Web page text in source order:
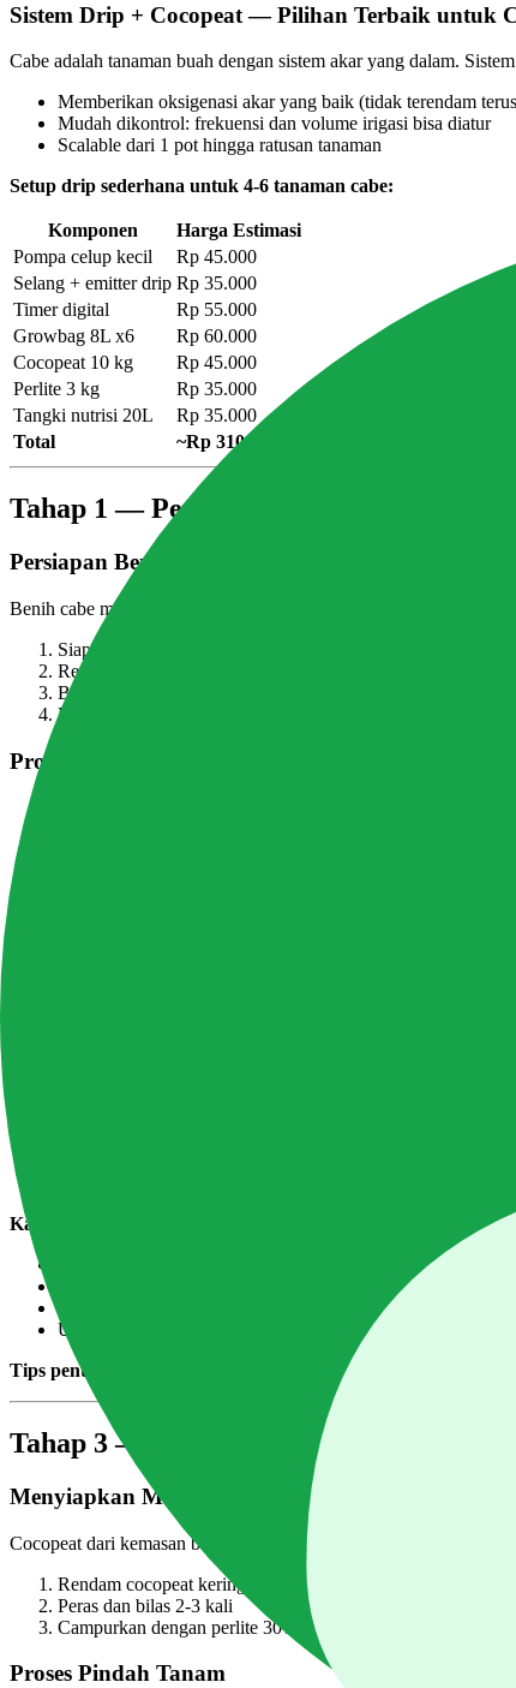
Sistem Drip + Cocopeat — Pilihan Terbaik untuk
Cabe adalah tanaman buah dengan sistem akar yang dalam.
Memberikan oksigenasi akar yang baik (tidak terendam
Mudah dikontrol: frekuensi dan volume irigasi bisa diatur
Scalable dari 1 pot hingga ratusan tanaman
Setup drip sederhana untuk 4-6 tanaman cabe:
Komponen
Harga Estimasi
Pompa celup kecil
Rp 45.000
Selang + emitter drip Rp 35.000
Timer digital
Rp 55.000
Growbag 8L x6
Rp 60.000
Cocopeat 10 kg
Rp 45.000
Perlite 3 kg
Rp 35.000
Tangki nutrisi 20L
Rp 35.000
Total
~Rp 310.000
Tahap 1 — Penyemaian Benih (Hari 1–7)
Persiapan Benih
Benih cabe memiliki kulit yang keras dan dormansi alami. Untuk
Siapkan air hangat 40°C (bukan mendidih)
Rendam benih 4-6 jam (cabe rawit) atau 6-8 jam (cabe
Buang benih yang mengapung — kemungkinan tidak viable
Benih yang tenggelam siap disemai
Proses Semai di Rockwool
Rendam rockwool di air pH 5,5-6,0 selama 30 menit, peras
Cabe rawit 5-7 hari | Cabe keriting 7-10 hari |
Kapan bibit siap pindah tanam?
Memiliki 4-6 daun sejati (bukan daun kotiledon)
Akar sudah menembus atau terlihat di bawah rockwool
Umur 21-30 hari setelah semai
Tips penting:
Cabe tumbuh sangat lambat di minggu pertama.
Tahap 3 — Pindah Tanam dan Fase
Menyiapkan Media Cocopeat
Cocopeat dari kemasan baru mengandung kelebihan kalium dari
Rendam cocopeat kering dalam air biasa 2-4 jam
Peras dan bilas 2-3 kali
Campurkan dengan perlite 30% untuk aerasi optimal
Proses Pindah Tanam